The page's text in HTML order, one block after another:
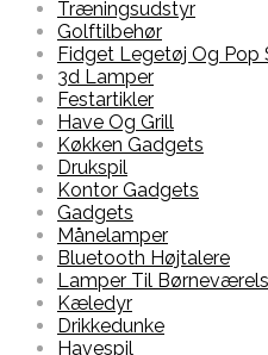
Træningsudstyr
Golftilbehør
Fidget Legetøj Og Pop
3d Lamper
Festartikler
Have Og Grill
Køkken Gadgets
Drukspil
Kontor Gadgets
Gadgets
Månelamper
Bluetooth Højtalere
Lamper Til
Kæledyr
Drikkedunke
Havespil